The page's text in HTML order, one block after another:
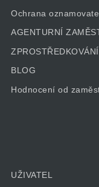
Ochrana
AGENTURNÍ
BLOG
Hodnocení od
UŽIVATEL